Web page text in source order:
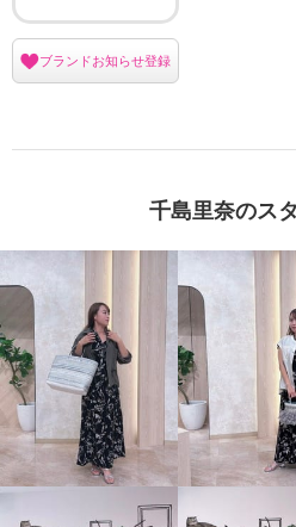
ブランドお知らせ登録
千島里奈のス